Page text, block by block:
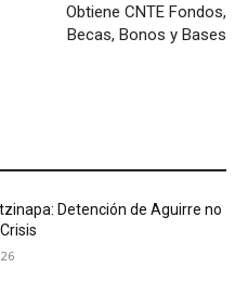
Obtiene CNTE Fondos,
Becas, Bonos y Bases
Detención de Aguirre no